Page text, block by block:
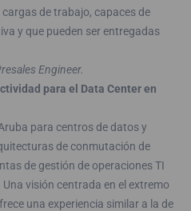
de trabajo, capaces de
y que pueden ser entregadas
Engineer.
para el Data Center en
para centros de datos y
de conmutación de
de gestión de operaciones TI
visión centrada en el extremo
una experiencia similar a la de